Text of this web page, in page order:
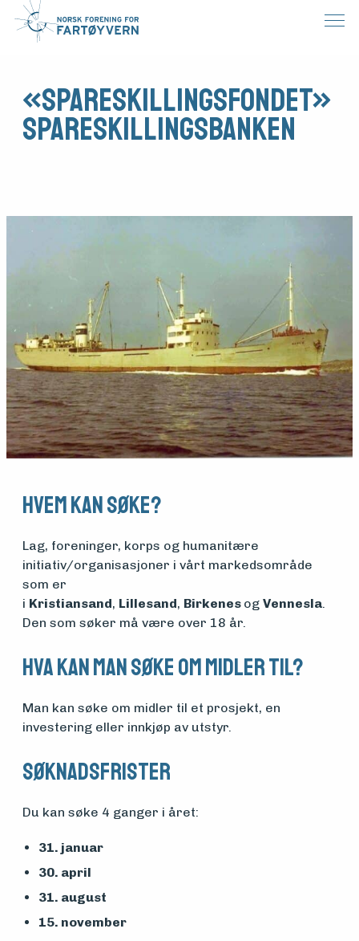
Medlemsfartøy
Søk
om
midler
Vern,
vedlikehold
og drift
Aktuelt
«Spareskillingsfondet»
Spareskillingsbanken
Hvem kan søke?
Lag, foreninger, korps og humanitære
initiativ/organisasjoner i vårt markedsområde
som er
i Kristiansand, Lillesand, Birkenes og Vennesla.
Den som søker må være over 18 år.
Hva kan man søke om midler til?
Man kan søke om midler til et prosjekt, en
investering eller innkjøp av utstyr.
Søknadsfrister
Du kan søke 4 ganger i året:
31. januar
30. april
31. august
15. november